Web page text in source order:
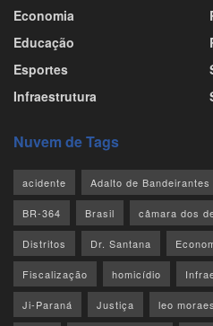
Economia
Educação
Esportes
Infraestrutura
Nuvem de Tags
acidente Adalto de Bandeirantes
BR-364 Brasil câmara dos
Distritos Dr. Santana
Fiscalização homicídio
Ji-Paraná Justiça leo moraes